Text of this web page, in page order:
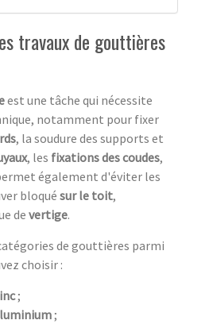
travaux de gouttières
est une tâche qui nécessite
notamment pour fixer
, la soudure des supports et
, les fixations des coudes,
également d'éviter les
bloqué sur le toit,
de vertige.
de gouttières parmi
choisir :
;
;